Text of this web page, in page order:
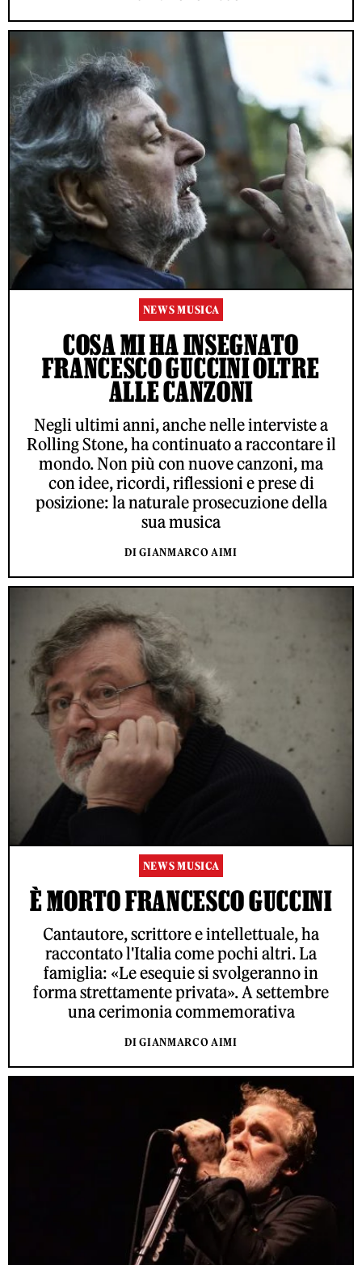
NEWS MUSICA
COSA MI HA INSEGNATO
FRANCESCO GUCCINI OLTRE
ALLE CANZONI
Negli ultimi anni, anche nelle interviste a
Rolling Stone, ha continuato a raccontare il
mondo. Non più con nuove canzoni, ma
con idee, ricordi, riflessioni e prese di
posizione: la naturale prosecuzione della
sua musica
DI GIANMARCO AIMI
NEWS MUSICA
È MORTO FRANCESCO GUCCINI
Cantautore, scrittore e intellettuale, ha
raccontato l'Italia come pochi altri. La
famiglia: «Le esequie si svolgeranno in
forma strettamente privata». A settembre
una cerimonia commemorativa
DI GIANMARCO AIMI